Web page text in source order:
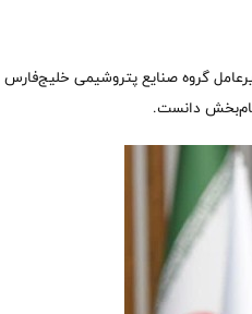
گروه صنایع پتروشیمی خلیج‌فارس
دانست.